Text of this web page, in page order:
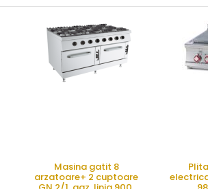
Masina gatit 8
arzatoare+ 2 cuptoare